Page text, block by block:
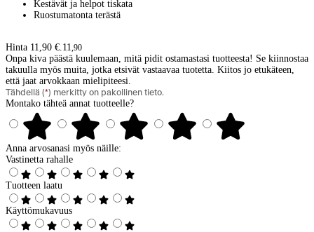
Kestävät ja helpot tiskata
Ruostumatonta terästä
Hinta 11,90 €. 11 ,90
Onpa kiva päästä kuulemaan, mitä pidit ostamastasi tuotteesta! Se kiinnostaa
takuulla myös muita, jotka etsivät vastaavaa tuotetta. Kiitos jo etukäteen,
että jaat arvokkaan mielipiteesi.
Tähdellä (*) merkitty on pakollinen tieto.
Montako tähteä annat tuotteelle?
Anna arvosanasi myös näille:
Vastinetta rahalle
Tuotteen laatu
Käyttömukavuus